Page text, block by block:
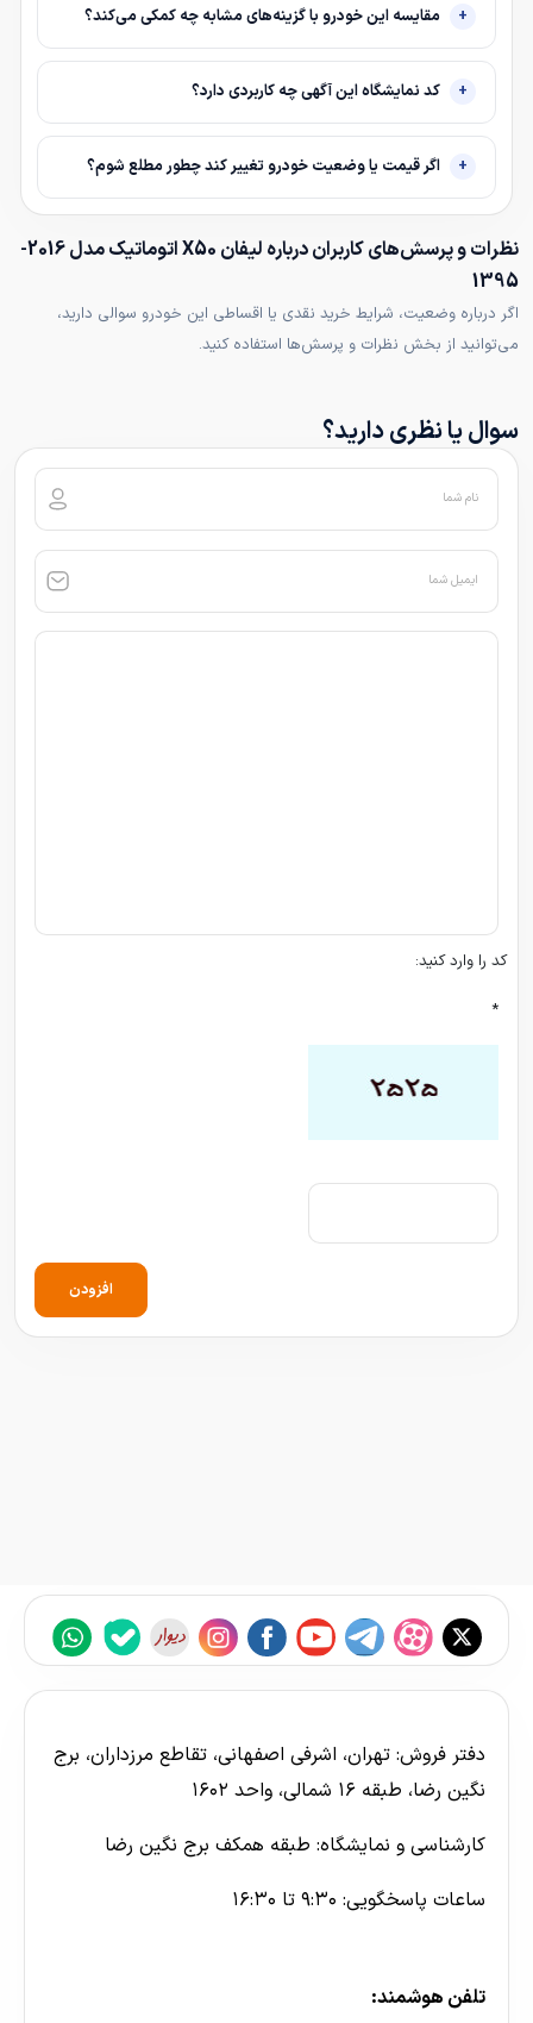
مقایسه این خودرو با گزینه‌های مشابه چه کمکی می‌کند؟
کد نمایشگاه این آگهی چه کاربردی دارد؟
اگر قیمت یا وضعیت خودرو تغییر کند چطور مطلع شوم؟
نظرات و پرسش‌های کاربران درباره لیفان X50 اتوماتیک مدل 2016-
1395
اگر درباره وضعیت، شرایط خرید نقدی یا اقساطی این خودرو سوالی دارید،
می‌توانید از بخش نظرات و پرسش‌ها استفاده کنید.
سوال یا نظری دارید؟
نام شما
ایمیل شما
کد را وارد کنید:
*
افزودن
دفتر فروش: تهران، اشرفی اصفهانی، تقاطع مرزداران، برج
نگین رضا، طبقه ۱۶ شمالی، واحد ۱۶۰۲
کارشناسی و نمایشگاه: طبقه همکف برج نگین رضا
ساعات پاسخگویی: ۹:۳۰ تا ۱۶:۳۰
تلفن هوشمند: